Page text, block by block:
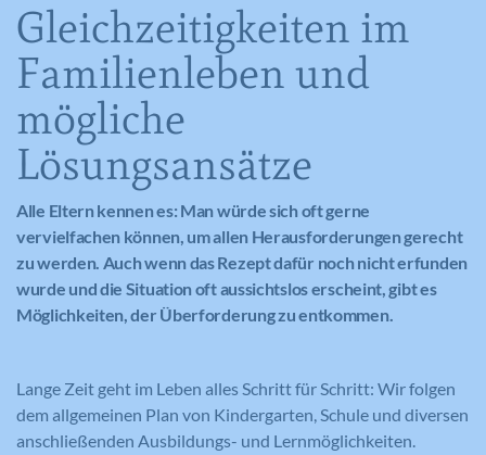
Gleichzeitigkeiten im
Familienleben und
mögliche
Lösungsansätze
Alle Eltern kennen es: Man würde sich oft gerne
vervielfachen können, um allen Herausforderungen gerecht
zu werden. Auch wenn das Rezept dafür noch nicht erfunden
wurde und die Situation oft aussichtslos erscheint, gibt es
Möglichkeiten, der Überforderung zu entkommen.
Lange Zeit geht im Leben alles Schritt für Schritt: Wir folgen
dem allgemeinen Plan von Kindergarten, Schule und diversen
anschließenden Ausbildungs- und Lernmöglichkeiten.